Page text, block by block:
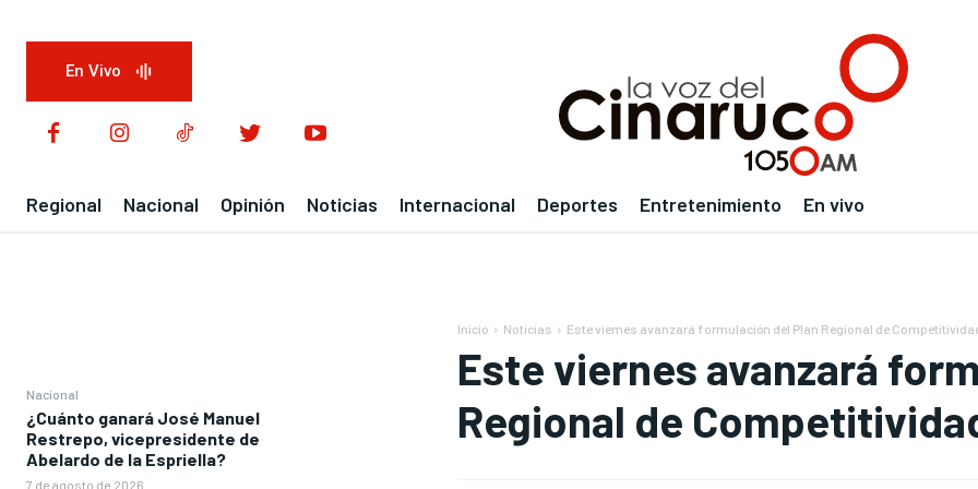
En Vivo
Regional Nacional Opinión Noticias Internacional Deportes Entretenimiento En vivo
Nacional
¿Cuánto ganará José Manuel
Restrepo, vicepresidente de
Abelardo de la Espriella?
7 de agosto de 2026
Inicio Noticias Este viernes avanzará formulación del Plan Regional de
Este viernes avanzará
Regional de